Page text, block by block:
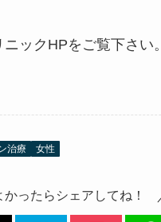
ックHPをご覧下さい。
治療 女性
かったらシェアしてね！